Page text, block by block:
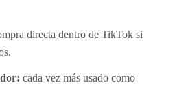
directa dentro de TikTok si
cada vez más usado como